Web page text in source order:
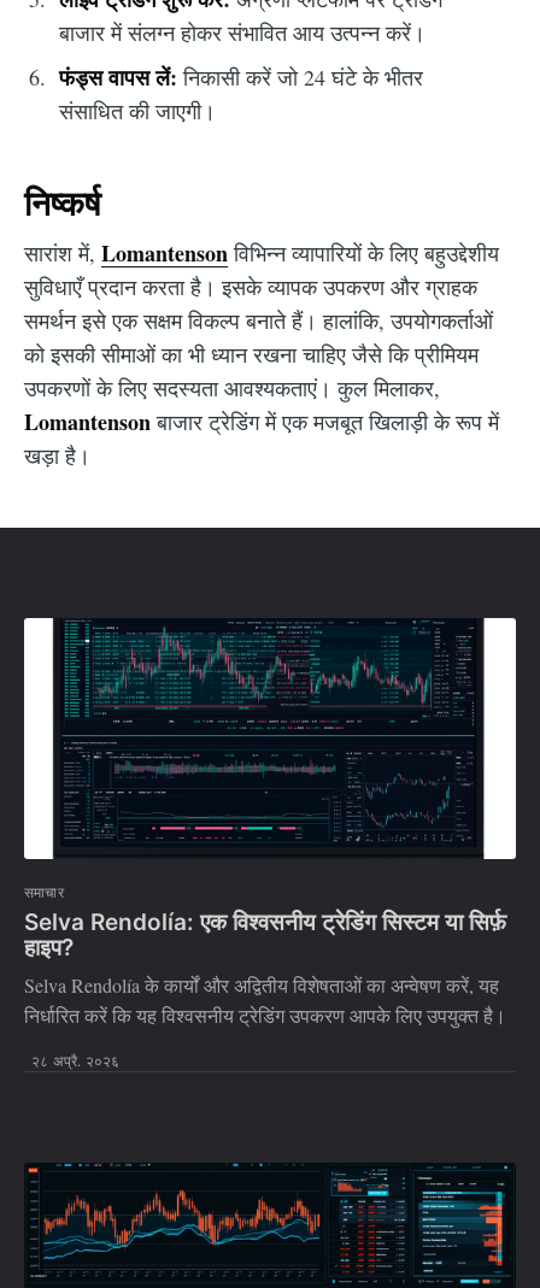
बाजार में संलग्न होकर संभावित आय उत्पन्न करें।
फंड्स वापस लें: निकासी करें जो 24 घंटे के भीतर
संसाधित की जाएगी।
निष्कर्ष
सारांश में, Lomantensonविभिन्न व्यापारियों के लिए बहुउद्देशीय
सुविधाएँ प्रदान करता है। इसके व्यापक उपकरण और ग्राहक
समर्थन इसे एक सक्षम विकल्प बनाते हैं। हालांकि, उपयोगकर्ताओं
को इसकी सीमाओं का भी ध्यान रखना चाहिए जैसे कि प्रीमियम
उपकरणों के लिए सदस्यता आवश्यकताएं। कुल मिलाकर,
Lomantensonबाजार ट्रेडिंग में एक मजबूत खिलाड़ी के रूप में
खड़ा है।
समाचार
Selva Rendolía: एक विश्वसनीय ट्रेडिंग सिस्टम या सिर्फ़
हाइप?
Selva Rendolía के कार्यों और अद्वितीय विशेषताओं का अन्वेषण करें, यह
निर्धारित करें कि यह विश्वसनीय ट्रेडिंग उपकरण आपके लिए उपयुक्त है।
२८ अप्रै. २०२६